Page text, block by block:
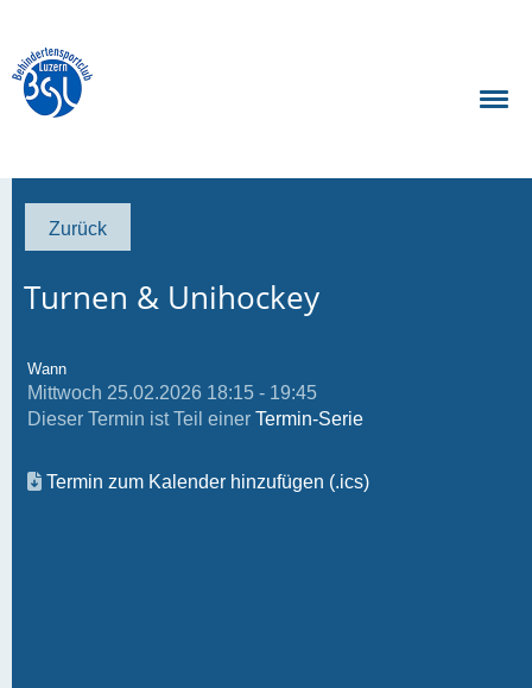
Zurück
Turnen & Unihockey
Wann
Mittwoch 25.02.2026 18:15 - 19:45
Dieser Termin ist Teil einer Termin-Serie
Termin zum Kalender hinzufügen (.ics)